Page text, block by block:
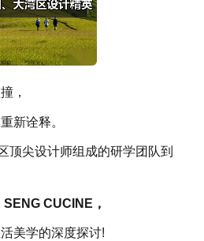
，
新诠释。
顶尖设计师组成的研学团队到
SENG CUCINE，
美学的深度探讨!